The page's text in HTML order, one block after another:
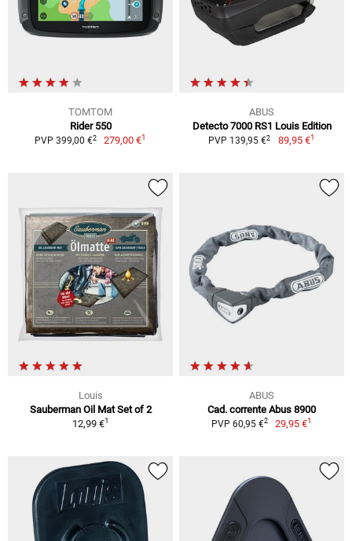
TOMTOM
Rider 550
PVP 399,00 €2 279,00 €1
ABUS
Detecto 7000 RS1 Louis Edition
PVP 139,95 €2 89,95 €1
Louis
Sauberman Oil Mat Set of 2
12,99 €1
ABUS
Cad. corrente Abus 8900
PVP 60,95 €2 29,95 €1